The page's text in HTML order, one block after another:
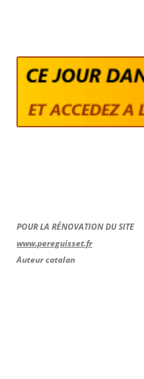
POUR LA RÉNOVATION DU SITE
www.pereguisset.fr
Auteur catalan